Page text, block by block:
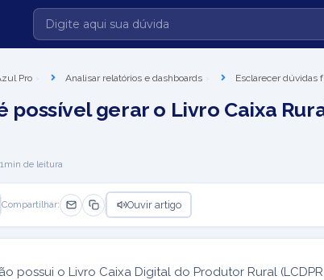
Pro Analisar relatórios e dashboards Esclarecer dúvidas
possível gerar o Livro Caixa
1min de leitura
Compartilhar: Ouvir artigo
possui o Livro Caixa Digital do Produtor Rural